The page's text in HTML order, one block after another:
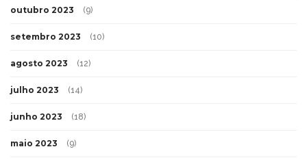
outubro 2023 (9)
setembro 2023 (10)
agosto 2023 (12)
julho 2023 (14)
junho 2023 (18)
maio 2023 (9)